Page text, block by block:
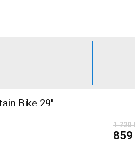
Bike 29"
1 720
859